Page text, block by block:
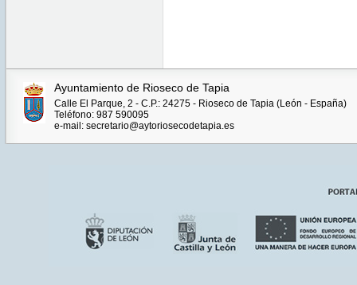
Ayuntamiento de Rioseco de Tapia
Calle El Parque, 2 - C.P.: 24275 - Rioseco de Tapia (León - España)
Teléfono: 987 590095
e-mail: secretario@aytoriosecodetapia.es